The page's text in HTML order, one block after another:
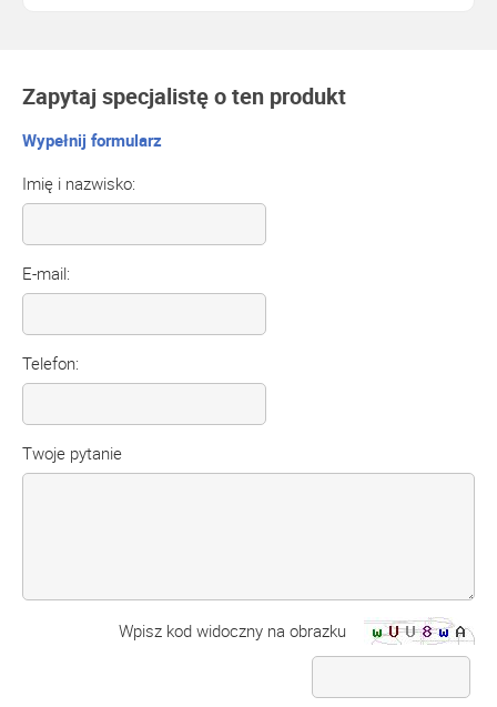
Zapytaj specjalistę o ten produkt
Wypełnij formularz
Imię i nazwisko:
E-mail:
Telefon:
Twoje pytanie
Wpisz kod widoczny na obrazku